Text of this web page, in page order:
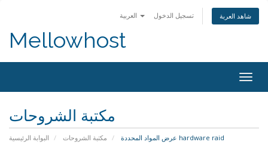
تسجيل الدخول شاهد العربة
Mellowhost
مكتبة الشروحات
البوابة الرئيسية مكتبة الشروحات عرض المواد المحددة hardware raid